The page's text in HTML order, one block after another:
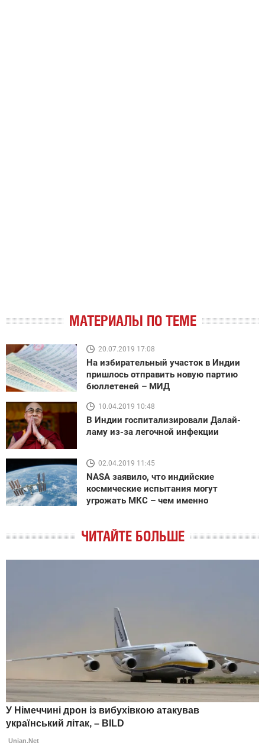
МАТЕРИАЛЫ ПО ТЕМЕ
20.07.2019 17:08
На избирательный участок в Индии
пришлось отправить новую партию
бюллетеней – МИД
10.04.2019 10:48
В Индии госпитализировали Далай-
ламу из-за легочной инфекции
02.04.2019 11:45
NASA заявило, что индийские
космические испытания могут
угрожать МКС – чем именно
ЧИТАЙТЕ БОЛЬШЕ